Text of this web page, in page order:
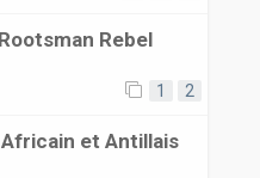
Rebel
1 2
Africain et Antillais